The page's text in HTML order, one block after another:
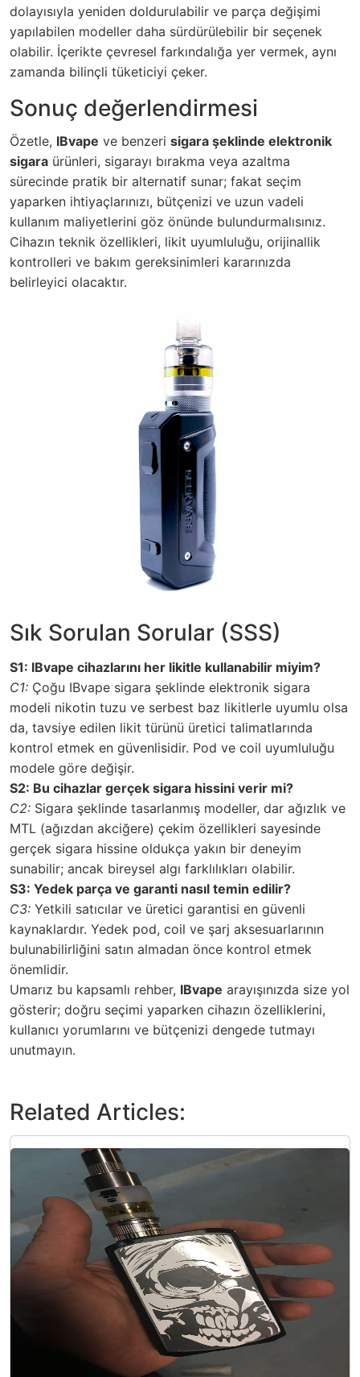
dolayısıyla yeniden doldurulabilir ve parça değişimi
yapılabilen modeller daha sürdürülebilir bir seçenek
olabilir. İçerikte çevresel farkındalığa yer vermek, aynı
zamanda bilinçli tüketiciyi çeker.
Sonuç değerlendirmesi
Özetle, IBvape ve benzeri sigara şeklinde elektronik
sigara ürünleri, sigarayı bırakma veya azaltma
sürecinde pratik bir alternatif sunar; fakat seçim
yaparken ihtiyaçlarınızı, bütçenizi ve uzun vadeli
kullanım maliyetlerini göz önünde bulundurmalısınız.
Cihazın teknik özellikleri, likit uyumluluğu, orijinallik
kontrolleri ve bakım gereksinimleri kararınızda
belirleyici olacaktır.
Sık Sorulan Sorular (SSS)
S1: IBvape cihazlarını her likitle kullanabilir miyim?
C1: Çoğu IBvape sigara şeklinde elektronik sigara
modeli nikotin tuzu ve serbest baz likitlerle uyumlu olsa
da, tavsiye edilen likit türünü üretici talimatlarında
kontrol etmek en güvenlisidir. Pod ve coil uyumluluğu
modele göre değişir.
S2: Bu cihazlar gerçek sigara hissini verir mi?
C2: Sigara şeklinde tasarlanmış modeller, dar ağızlık ve
MTL (ağızdan akciğere) çekim özellikleri sayesinde
gerçek sigara hissine oldukça yakın bir deneyim
sunabilir; ancak bireysel algı farklılıkları olabilir.
S3: Yedek parça ve garanti nasıl temin edilir?
C3: Yetkili satıcılar ve üretici garantisi en güvenli
kaynaklardır. Yedek pod, coil ve şarj aksesuarlarının
bulunabilirliğini satın almadan önce kontrol etmek
önemlidir.
Umarız bu kapsamlı rehber, IBvape arayışınızda size yol
gösterir; doğru seçimi yaparken cihazın özelliklerini,
kullanıcı yorumlarını ve bütçenizi dengede tutmayı
unutmayın.
Related Articles: